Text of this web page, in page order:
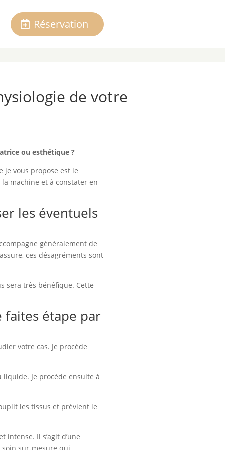
Réservation
de votre
ou esthétique ?
je vous propose est le
machine et à constater en
les éventuels
généralement de
ces désagréments sont
sera très bénéfique. Cette
faites étape par
votre cas. Je procède
Je procède ensuite à
les tissus et prévient le
intense. Il s’agit d’une